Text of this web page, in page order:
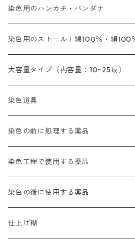
紫色系
緑色系
茶色系
染料一覧ー100g入り
染料一覧ー500g入り
橙色系
緑色系
茶色系
灰色系
黒色系
茶色｜20g入りのみ公開
灰色｜20g入りのみ公開
黒色
エロ―M3G｜定番の色合い
エロー ＭＧＲ｜明るい緑みの黄色
オレンジ系
オレンヂMG｜黄みの橙色
オレンヂMGD（定番の色合い）
赤色系
レットMFB｜赤色（定番の色合い）
レットMG｜黄みの朱色
ピンクMB｜ピンク色
青色系
ネビーブルーMB（定番の色合い）
ブルーMB（定番の色合い）
紫色系
バイオレットMFB
緑色系
ダークグリンMG（定番の色合い）
グリーンMB｜緑色
茶色系
ダークブロンMFB｜こげ茶色
ブロンHNR｜こげ茶色
黒色系
ブラックMK（赤みの黒色）
白色系（定番の色合い）
ファストエロ―5GN（黄色）
NSBAブルー
群青
白色｜胡粉
黒色｜在庫処分特価
緑色｜在庫処分特価
茶色｜在庫処分特価
インド茜・西洋茜の個別販売
カッチ｜茶系
霧島産・晩秋茶｜黄金色（赤みの黄色）｜
媒染剤
アルミ媒染剤
鉄媒染剤
ソーダ灰｜アルカリ性のPH調整剤
藍染
ぶどう糖
ハイドロサルファイトコンク
染色用途のハンカチ・バンダナ
45cm×45cm（ハンカチ）｜端の始末も綿糸
54cm×54cm（バンダナ）｜端の始末も綿糸
塩基性染料（混色可能）
ビスマークブロンB｜赤茶色
塩基性エロ―｜液体タイプ
ローダミンB｜赤紫色｜マゼンダ色
オリジナル染料｜スス竹色｜ミキセッ
初心者向けお試しセット販売
インディゴピュア
アルカリ剤
ハイドロサルファイトコンク
酸性剤
染色用のハンカチ・バンダナ
45cm×45cm（ハンカチ）｜端の始末
54cm×54cm（バンダナ）｜端の始末
染色用のストール｜綿100％・絹100
大容量タイプ（内容量：10~25㎏）
芒硝｜綿の染色時の吸収促進剤
ソーダ灰｜アルカリ性のPH調整剤
硫酸第一鉄｜鉄媒染剤
染色道具
刷毛
摺込み刷毛（スリコミハケ）ー夏毛（硬いタ
摺込み刷毛（スリコミハケ）ー冬毛（柔らか
ローケツ筆
ローケツ用筆｜1本～販売
ローケツ用筆ー10%off｜20本セットお取り
洋型紙（9番手｜中薄口、10番手｜中
有償サンプル品｜約20cm×27cm
張木｜入荷待ち
染色の前に処理する薬品
精練剤｜汚れ落とし剤｜針状マルセル
糊落とし剤｜ソルベンCA
濃染処理剤｜ソルバックスPS－900
染色工程で使用する薬品
染料の吸収促進剤
酢酸｜絹・羊毛・ナイロンに使用する
染料のムラ染め抑制剤（均染剤）
染色の後に使用する薬品
ソーピング剤｜未定着の染料を除去す
仕上げ糊